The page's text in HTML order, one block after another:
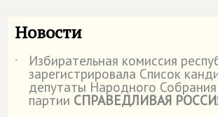
Новости
˙ Избирательная комиссия
зарегистрировала Список
депутаты Народного
партии СПРАВЕДЛИВАЯ